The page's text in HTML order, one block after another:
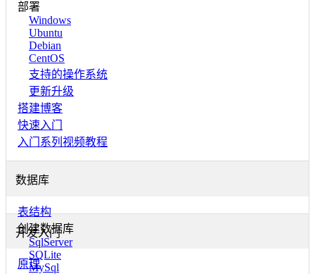
部署
Windows
Ubuntu
Debian
CentOS
支持的操作系统
更新升级
搭建博客
快速入门
入门系列视频教程
数据库
表结构
创建数据库
SqlServer
SQLite
MySql
开发入门
原理